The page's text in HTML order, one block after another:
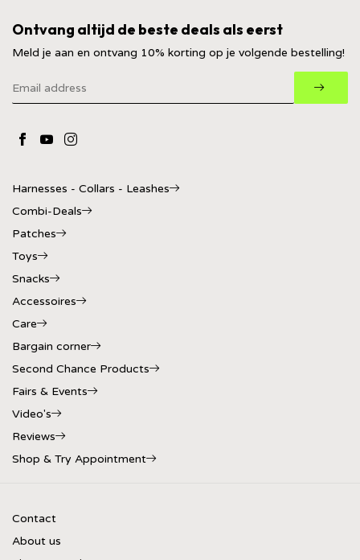
Ontvang altijd de beste deals als eerst
Meld je aan en ontvang 10% korting op je volgende bestelling!
Harnesses - Collars - Leashes
Combi-Deals
Patches
Toys
Snacks
Accessoires
Care
Bargain corner
Second Chance Products
Fairs & Events
Video's
Reviews
Shop & Try Appointment
Contact
About us